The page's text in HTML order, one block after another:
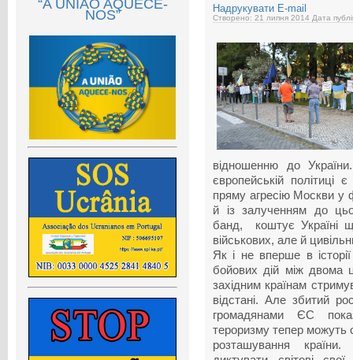
“A UNIÃO AQUECE-
NOS” Надрукувати E-mail
Створено: 21 липня 2014 Дата
відношенню до
європейській
пряму агресію Москви у
й із залученням до
банд, коштує Україні
військових, але й
Як і не вперше в
бойових дій між двома
західним країнам
відстані. Але збитий
громадянами ЄС
тероризму тепер можуть
розташування